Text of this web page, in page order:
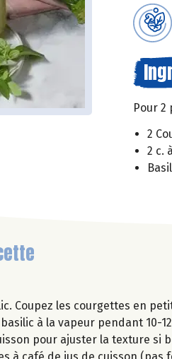
Pour 2
2
2 c.
Coupez les courgettes en
à la vapeur pendant 10-
pour ajuster la texture si